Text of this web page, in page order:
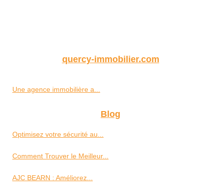
quercy-immobilier.com
Une agence immobilière a...
Blog
Optimisez votre sécurité au...
Comment Trouver le Meilleur...
AJC BEARN : Améliorez...